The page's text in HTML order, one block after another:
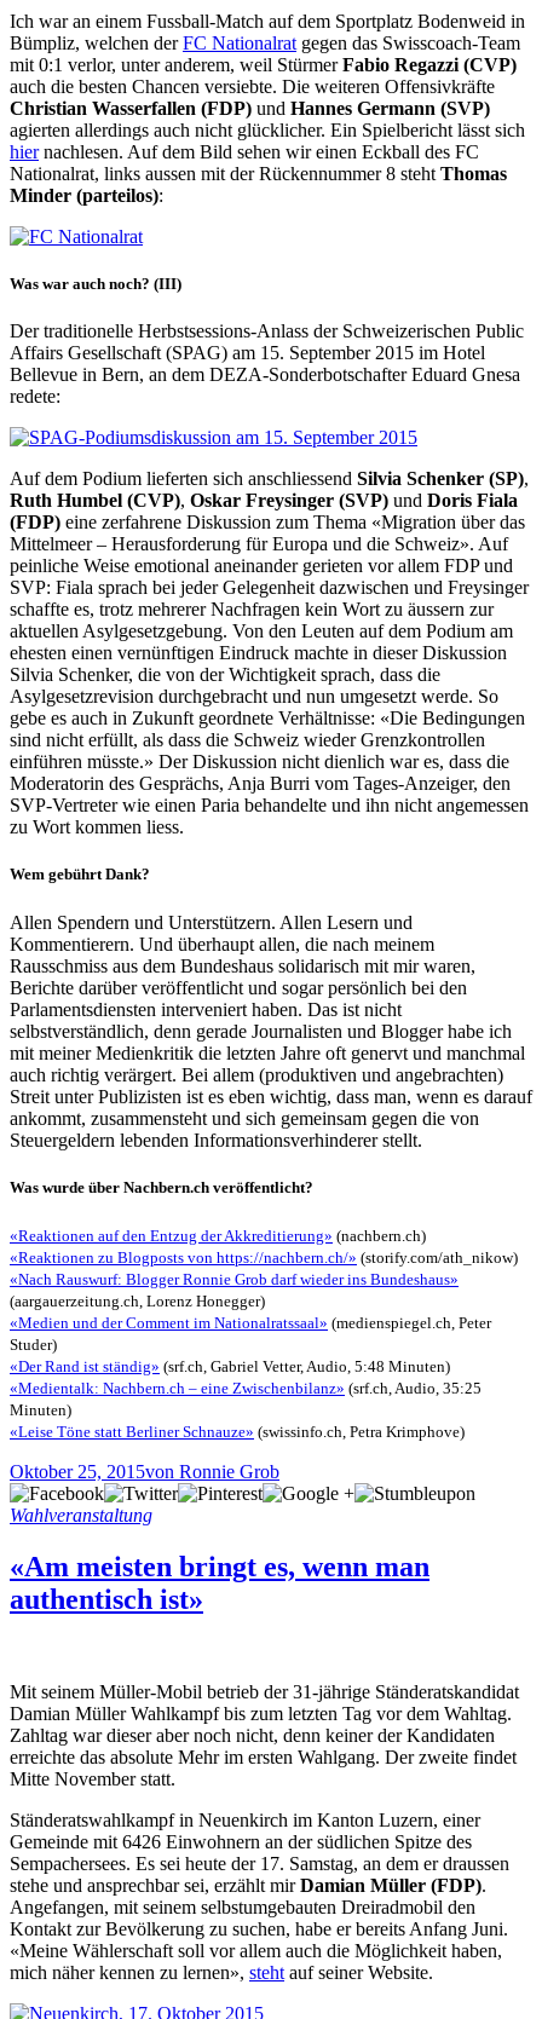
Ich war an einem Fussball-Match auf dem Sportplatz Bodenweid in
Bümpliz, welchen derFC Nationalrat gegen das Swisscoach-Team
mit 0:1 verlor, unter anderem, weil StürmerFabio Regazzi (CVP)
auch die besten Chancen versiebte. Die weiteren Offensivkräfte
Christian Wasserfallen (FDP) und Hannes Germann (SVP)
agierten allerdings auch nicht glücklicher. Ein Spielbericht lässt sich
hiernachlesen. Auf dem Bild sehen wir einen Eckball des FC
Nationalrat, links aussen mit der Rückennummer 8 steht Thomas
Minder (parteilos):
Was war auch noch? (III)
Der traditionelle Herbstsessions-Anlass der Schweizerischen Public
Affairs Gesellschaft (SPAG) am 15. September 2015 im Hotel
Bellevue in Bern, an dem DEZA-Sonderbotschafter Eduard Gnesa
redete:
Auf dem Podium lieferten sich anschliessend Silvia Schenker (SP),
Ruth Humbel (CVP), Oskar Freysinger (SVP) und Doris Fiala
(FDP) eine zerfahrene Diskussion zum Thema «Migration über das
Mittelmeer – Herausforderung für Europa und die Schweiz». Auf
peinliche Weise emotional aneinander gerieten vor allem FDP und
SVP: Fiala sprach bei jeder Gelegenheit dazwischen und Freysinger
schaffte es, trotz mehrerer Nachfragen kein Wort zu äussern zur
aktuellen Asylgesetzgebung. Von den Leuten auf dem Podium am
ehesten einen vernünftigen Eindruck machte in dieser Diskussion
Silvia Schenker, die von der Wichtigkeit sprach, dass die
Asylgesetzrevision durchgebracht und nun umgesetzt werde. So
gebe es auch in Zukunft geordnete Verhältnisse: «Die Bedingungen
sind nicht erfüllt, als dass die Schweiz wieder Grenzkontrollen
einführen müsste.» Der Diskussion nicht dienlich war es, dass die
Moderatorin des Gesprächs, Anja Burri vom Tages-Anzeiger, den
SVP-Vertreter wie einen Paria behandelte und ihn nicht angemessen
zu Wort kommen liess.
Wem gebührt Dank?
Allen Spendern und Unterstützern. Allen Lesern und
Kommentierern. Und überhaupt allen, die nach meinem
Rausschmiss aus dem Bundeshaus solidarisch mit mir waren,
Berichte darüber veröffentlicht und sogar persönlich bei den
Parlamentsdiensten interveniert haben. Das ist nicht
selbstverständlich, denn gerade Journalisten und Blogger habe ich
mit meiner Medienkritik die letzten Jahre oft genervt und manchmal
auch richtig verärgert. Bei allem (produktiven und angebrachten)
Streit unter Publizisten ist es eben wichtig, dass man, wenn es darauf
ankommt, zusammensteht und sich gemeinsam gegen die von
Steuergeldern lebenden Informationsverhinderer stellt.
Was wurde über Nachbern.ch veröffentlicht?
«Reaktionen auf den Entzug der Akkreditierung» (nachbern.ch)
«Reaktionen zu Blogposts von https://nachbern.ch/» (storify.com/ath_nikow)
«Nach Rauswurf: Blogger Ronnie Grob darf wieder ins Bundeshaus»
(aargauerzeitung.ch, Lorenz Honegger)
«Medien und der Comment im Nationalratssaal» (medienspiegel.ch, Peter
Studer)
«Der Rand ist ständig» (srf.ch, Gabriel Vetter, Audio, 5:48 Minuten)
«Medientalk: Nachbern.ch – eine Zwischenbilanz» (srf.ch, Audio, 35:25
Minuten)
«Leise Töne statt Berliner Schnauze» (swissinfo.ch, Petra Krimphove)
Oktober 25, 2015von Ronnie Grob
Wahlveranstaltung
«Am meisten bringt es, wenn man
authentisch ist»
Mit seinem Müller-Mobil betrieb der 31-jährige Ständeratskandidat
Damian Müller Wahlkampf bis zum letzten Tag vor dem Wahltag.
Zahltag war dieser aber noch nicht, denn keiner der Kandidaten
erreichte das absolute Mehr im ersten Wahlgang. Der zweite findet
Mitte November statt.
Ständeratswahlkampf in Neuenkirch im Kanton Luzern, einer
Gemeinde mit 6426 Einwohnern an der südlichen Spitze des
Sempachersees. Es sei heute der 17. Samstag, an dem er draussen
stehe und ansprechbar sei, erzählt mirDamian Müller (FDP).
Angefangen, mit seinem selbstumgebauten Dreiradmobil den
Kontakt zur Bevölkerung zu suchen, habe er bereits Anfang Juni.
«Meine Wählerschaft soll vor allem auch die Möglichkeit haben,
mich näher kennen zu lernen», steht auf seiner Website.